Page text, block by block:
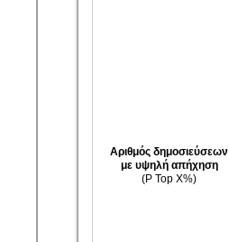
Αριθμός δημοσιεύσεων
με υψηλή απήχηση
(P Top X%)